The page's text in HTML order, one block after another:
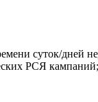
суток/дней
РСЯ кампаний;